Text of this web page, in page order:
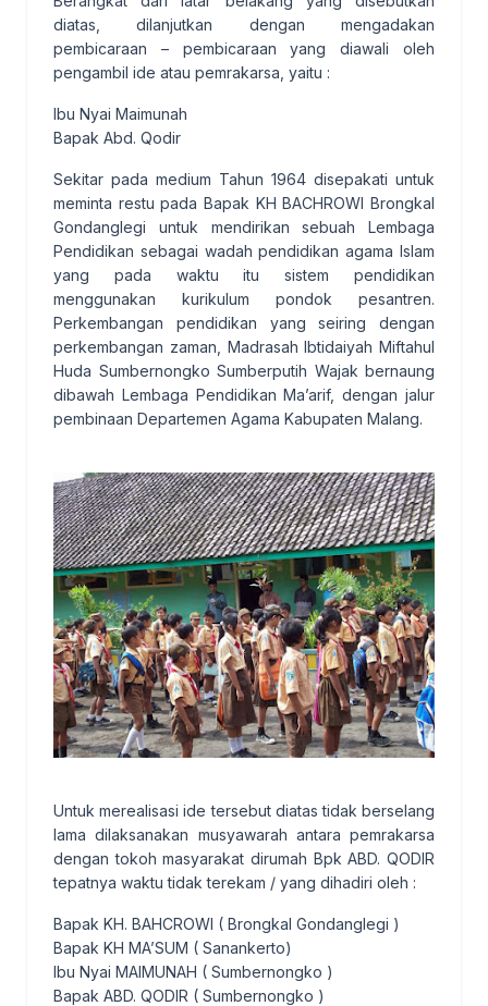
diatas, dilanjutkan dengan mengadakan
pembicaraan – pembicaraan yang diawali oleh
pengambil ide atau pemrakarsa, yaitu :
Ibu Nyai Maimunah
Bapak Abd. Qodir
Sekitar pada medium Tahun 1964 disepakati untuk
meminta restu pada Bapak KH BACHROWI Brongkal
Gondanglegi untuk mendirikan sebuah Lembaga
Pendidikan sebagai wadah pendidikan agama Islam
yang pada waktu itu sistem pendidikan
menggunakan kurikulum pondok pesantren.
Perkembangan pendidikan yang seiring dengan
perkembangan zaman, Madrasah Ibtidaiyah Miftahul
Huda Sumbernongko Sumberputih Wajak bernaung
dibawah Lembaga Pendidikan Ma’arif, dengan jalur
pembinaan Departemen Agama Kabupaten Malang.
Untuk merealisasi ide tersebut diatas tidak berselang
lama dilaksanakan musyawarah antara pemrakarsa
dengan tokoh masyarakat dirumah Bpk ABD. QODIR
tepatnya waktu tidak terekam / yang dihadiri oleh :
Bapak KH. BAHCROWI ( Brongkal Gondanglegi )
Bapak KH MA’SUM ( Sanankerto)
Ibu Nyai MAIMUNAH ( Sumbernongko )
Bapak ABD. QODIR ( Sumbernongko )